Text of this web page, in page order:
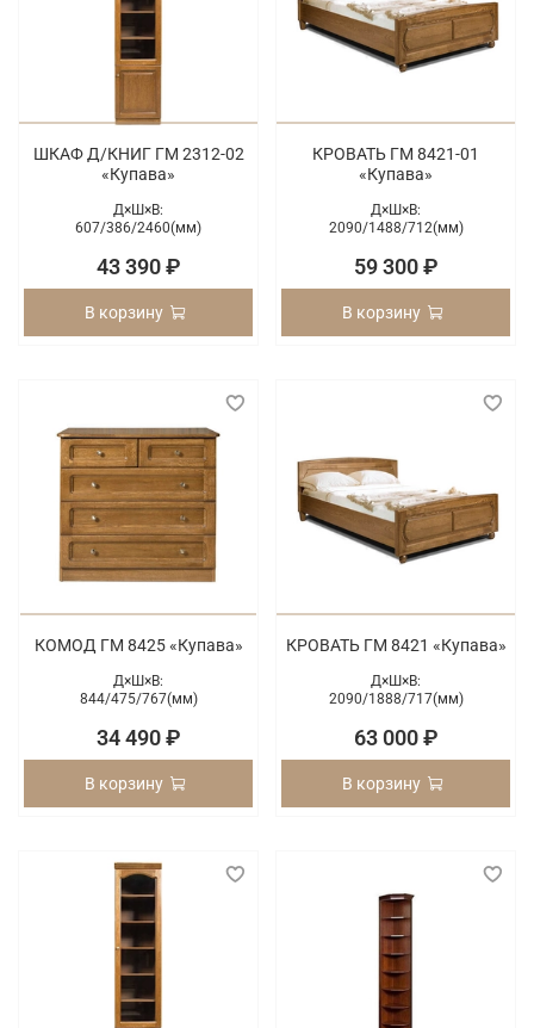
ШКАФ Д/КНИГ ГМ 2312-02
«Купава»
Д×Ш×В:
607/386/2460(мм)
43 390 ₽
В корзину
КРОВАТЬ ГМ 8421-01
«Купава»
Д×Ш×В:
2090/1488/712(мм)
59 300 ₽
В корзину
КОМОД ГМ 8425 «Купава»
Д×Ш×В:
844/475/767(мм)
34 490 ₽
В корзину
КРОВАТЬ ГМ 8421 «Купава»
Д×Ш×В:
2090/1888/717(мм)
63 000 ₽
В корзину